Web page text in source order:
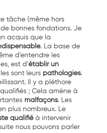
tâche (même hors
bonnes fondations. Je
acquis que la
. La base de
d’entendre les
est d’établir un
sont leurs pathologies.
Il y a pléthore
; Cela amène à
malfaçons. Les
plus nombreux. Le
qualifiéà intervenir
nous pouvons parler